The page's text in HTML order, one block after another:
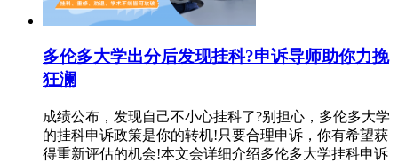
多伦多大学出分后发现挂科?申诉导师助你力挽
狂澜
成绩公布，发现自己不小心挂科了?别担心，多伦多大学
的挂科申诉政策是你的转机!只要合理申诉，你有希望获
得重新评估的机会!本文会详细介绍多伦多大学挂科申诉